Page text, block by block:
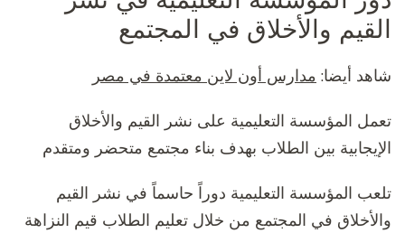
القيم والأخلاق في المجتمع
شاهد أيضا: مدارس أون لاين معتمدة في مصر
تعمل المؤسسة التعليمية على نشر القيم والأخلاق
الإيجابية بين الطلاب بهدف بناء مجتمع متحضر ومتقدم
تلعب المؤسسة التعليمية دوراً حاسماً في نشر القيم
والأخلاق في المجتمع من خلال تعليم الطلاب قيم النزاهة